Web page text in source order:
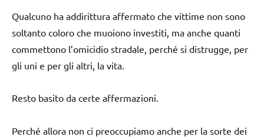
Qualcuno ha addirittura affermato che vittime non sono
soltanto coloro che muoiono investiti, ma anche quanti
commettono l’omicidio stradale, perché si distrugge, per
gli uni e per gli altri, la vita.
Resto basito da certe affermazioni.
Perché allora non ci preoccupiamo anche per la sorte dei